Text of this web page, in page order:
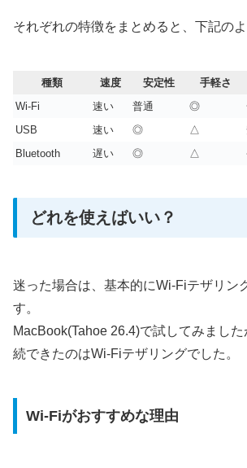
それぞれの特徴をまとめると、下記のよ
種類 速度 安定性 手軽さ
Wi-Fi
速い 普通 ◎
USB
速い ◎ △
Bluetooth
遅い ◎ △
どれを使えばいい？
迷った場合は、基本的にWi-Fiテザリン
す。
MacBook(Tahoe 26.4)で試してみまし
続できたのはWi-Fiテザリングでした。
Wi-Fiがおすすめな理由